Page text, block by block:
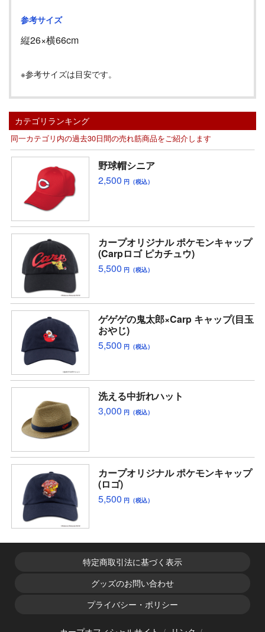
参考サイズ
縦26×横66cm
※参考サイズは目安です。
カテゴリランキング
同一カテゴリ内の過去30日間の売れ筋商品をご紹介します
野球帽シニア
2,500 円（税込）
カープオリジナル ポケモンキャップ
(Carpロゴ ピカチュウ)
5,500 円（税込）
ゲゲゲの鬼太郎×Carp キャップ(目玉
おやじ)
5,500 円（税込）
洗える中折れハット
3,000 円（税込）
カープオリジナル ポケモンキャップ
(ロゴ)
5,500 円（税込）
特定商取引法に基づく表示
グッズのお問い合わせ
プライバシー・ポリシー